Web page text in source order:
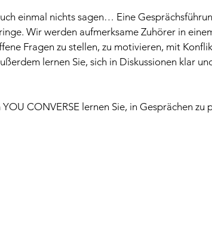
einmal nichts sagen… Eine
Wir werden aufmerksame Zuhörer in
Fragen zu stellen, zu motivieren, mit
lernen Sie, sich in Diskussionen klar
YOU CONVERSE lernen Sie, in Gesprächen zu